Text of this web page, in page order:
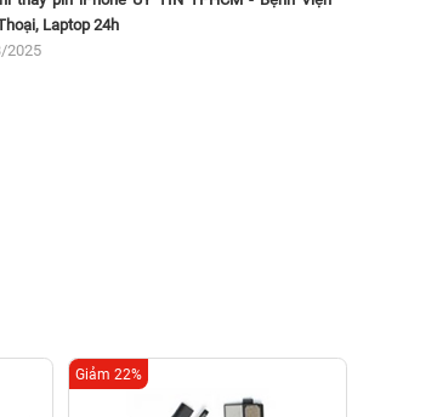
Laptop 24h
2025
Giảm 22%